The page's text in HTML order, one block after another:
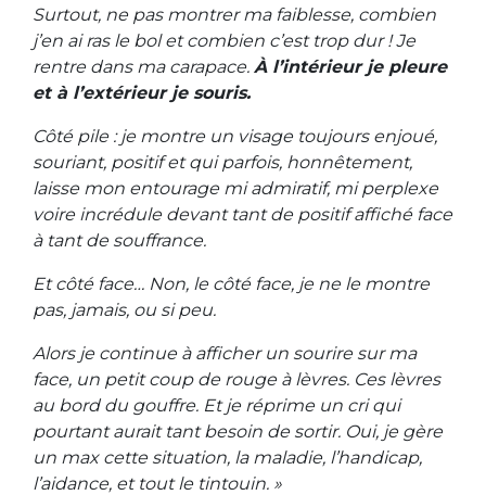
Surtout, ne pas montrer ma faiblesse, combien
j’en ai ras le bol et combien c’est trop dur ! Je
rentre dans ma carapace. À l’intérieur je pleure
et à l’extérieur je souris.
Côté pile : je montre un visage toujours enjoué,
souriant, positif et qui parfois, honnêtement,
laisse mon entourage mi admiratif, mi perplexe
voire incrédule devant tant de positif affiché face
à tant de souffrance.
Et côté face… Non, le côté face, je ne le montre
pas, jamais, ou si peu.
Alors je continue à afficher un sourire sur ma
face, un petit coup de rouge à lèvres. Ces lèvres
au bord du gouffre. Et je réprime un cri qui
pourtant aurait tant besoin de sortir. Oui, je gère
un max cette situation, la maladie, l’handicap,
l’aidance, et tout le tintouin. »